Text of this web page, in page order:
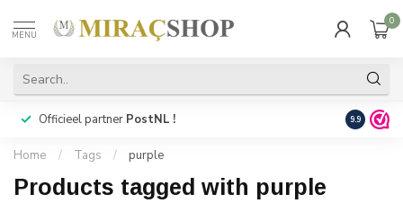
MENU
0
Officieel partner PostNL ! Snelle
9.9
Home / Tags / purple
Products tagged with purple